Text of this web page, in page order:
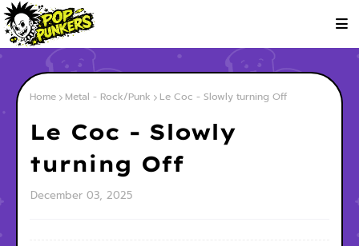
Home Metal - Rock/Punk Le Coc - Slowly turning Off
Le Coc - Slowly
turning Off
December 03, 2025